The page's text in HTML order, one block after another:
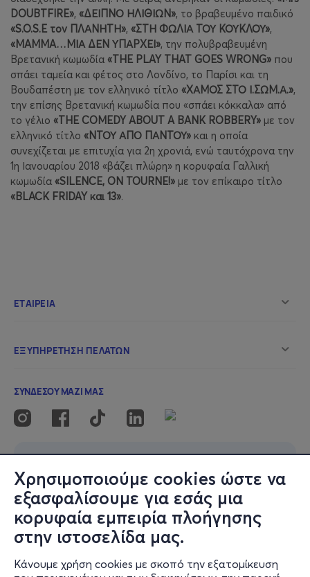
Χρησιμοποιούμε cookies ώστε να
εξασφαλίσουμε για εσάς μια
κορυφαία εμπειρία πλοήγησης
στην ιστοσελίδα μας.
Κάνουμε χρήση cookies με σκοπό την εξατομίκευση
DOUBTFIRE», «ΔΕΙΠΝΟ ΗΛΙΘΙΩΝ», το βραβευμένο παιδικό
«S.O.S.E τον ΠΛΑΝΗΤΗ», «ΣΤΗ ΦΩΛΙΑ ΤΟΥ ΚΟΥΚΛΟΥ»,
«MAMMA…ΜΙΑ ΔΕΝ ΥΠΑΡΧΕΙ», την πολυβραβευμένη
Βρετανική κωμωδία «THE PLAY THAT GOES WRONG» που
σπάει ταμεία και φέτος στο Λονδίνο, το Παρίσι και τη
Βουδαπέστη με τον ελληνικό τίτλο «ΧΑΜΟΣ ΣΤΟ Ι.ΣΩΜ.Α.»,
την επίσης Βρετανική κωμωδία που «σπάει κόκκαλα» από
το γέλιο «THE COMEDY ABOUT A BANK ROBBERY» με τον
ελληνικό τίτλο «ΝΤΟΥ ΑΠΟ ΠΑΝΤΟΥ» και η οποία
συνεχίζεται με επιτυχία για 2η χρονιά, ενώ ταυτόχρονα την
1η Ιανουαρίου 2018 «βάζει πλώρη» η κορυφαία Γαλλική
κωμωδία «SILENCE, ON TOURNE!» με τον επίκαιρο τίτλο
«BLACK FRIDAY και 13».